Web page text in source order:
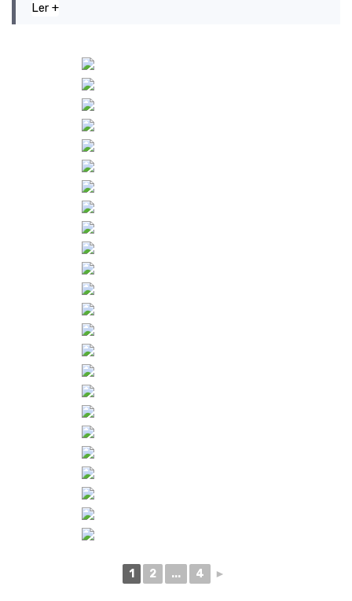
Ler +
1 2 ... 4 ►